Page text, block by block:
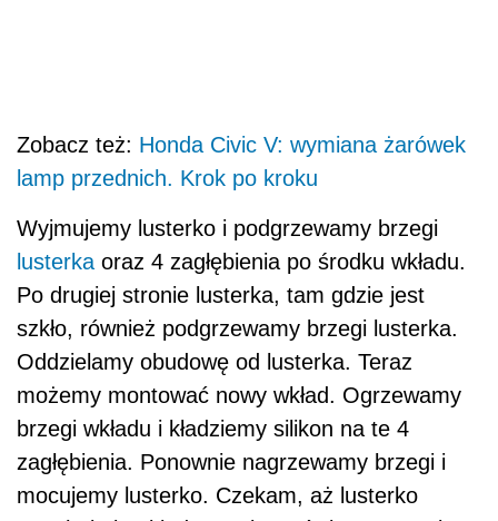
Zobacz też: Honda Civic V: wymiana żarówek
lamp przednich. Krok po kroku
Wyjmujemy lusterko i podgrzewamy brzegi
lusterka oraz 4 zagłębienia po środku wkładu.
Po drugiej stronie lusterka, tam gdzie jest
szkło, również podgrzewamy brzegi lusterka.
Oddzielamy obudowę od lusterka. Teraz
możemy montować nowy wkład. Ogrzewamy
brzegi wkładu i kładziemy silikon na te 4
zagłębienia. Ponownie nagrzewamy brzegi i
mocujemy lusterko. Czekam, aż lusterko